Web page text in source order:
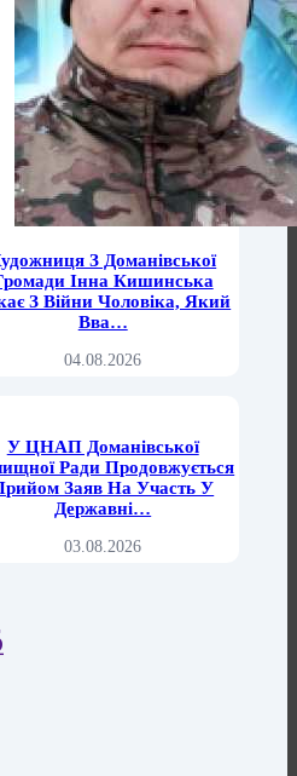
З Доманівської
Інна Кишинська
З Війни Чоловіка, Який
Вва…
04.08.2026
У ЦНАП Доманівської
Ради Продовжується
Заяв На Участь У
Державні…
03.08.2026